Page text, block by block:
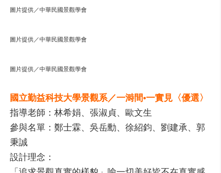
圖片提供／中華民國景觀學會
圖片提供／中華民國景觀學會
圖片提供／中華民國景觀學會
國立勤益科技大學景觀系／一溡間•一實見〈優選〉
指導老師：林希娟、張淑貞、歐文生
參與名單：鄭士霖、吳岳勳、徐紹鈞、劉建承、郭
秉誠
設計理念：